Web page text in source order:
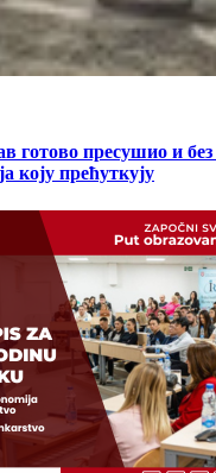
готово пресушио и без
коју прећуткују